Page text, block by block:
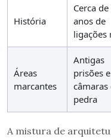
História
Cerca
anos de
ligações
Áreas
marcantes
Antigas
prisões e
câmaras
pedra
A mistura de